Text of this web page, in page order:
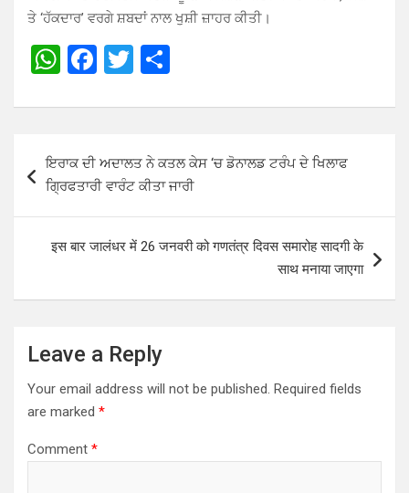
ਤੇ ‘ਹੱਕਦਾਰ’ ਵਰਗੇ ਸ਼ਬਦਾਂ ਨਾਲ ਖੁਸ਼ੀ ਜ਼ਾਹਰ ਕੀਤੀ।
W
at
A
p
F
ce
o
k
T
tt
er
ar
navigation
ਇਰਾਕ ਦੀ ਅਦਾਲਤ ਨੇ ਕਤਲ ਕੇਸ ‘ਚ ਡੋਨਾਲਡ ਟਰੰਪ ਦੇ ਖਿਲਾਫ
ਗ੍ਰਿਫਤਾਰੀ ਵਾਰੰਟ ਕੀਤਾ ਜਾਰੀ
इस बार जालंधर में 26 जनवरी को गणतंत्र दिवस समारोह सादगी के
साथ मनाया जाएगा
Leave a Reply
Your email address will not be published. Required fields
are marked *
Comment *